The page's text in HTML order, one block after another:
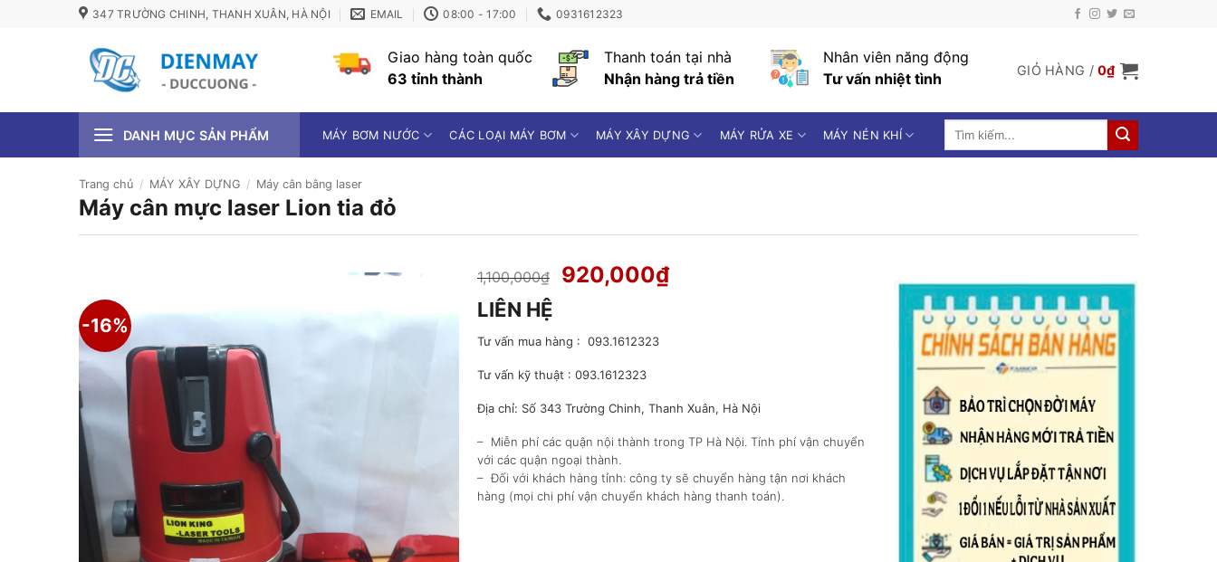
347 TRƯỜNG CHINH, THANH XUÂN, HÀ NỘI EMAIL 08:00 - 17:00 0931612323
Giao hàng toàn quốc
63 tỉnh thành
Thanh toán tại nhà
Nhận hàng trả tiền
Nhân viên năng động
Tư vấn nhiệt tình
GIỎ HÀNG /0₫
DANH MỤC SẢN PHẨM MÁY BƠM NƯỚC CÁC LOẠI MÁY BƠM MÁY XÂY DỰNG MÁY RỬA XE MÁY NÉN KHÍ
Tìm
Trang chủ / MÁY XÂY DỰNG / Máy cân bằng laser
Máy cân mực laser Lion tia đỏ
-16%
1,100,000₫
Giá
1,100,000₫.
920,000₫Giá
LIÊN HỆ
Tư vấn mua hàng : 093.1612323
Tư vấn kỹ thuật : 093.1612323
Địa chỉ: Số 343 Trường Chinh, Thanh Xuân, Hà Nội
– Miễn phí các quận nội thành trong TP Hà Nội. Tính phí vận chuyển
với các quận ngoại thành.
– Đối với khách hàng tỉnh: công ty sẽ chuyển hàng tận nơi khách
hàng (mọi chi phí vận chuyển khách hàng thanh toán).